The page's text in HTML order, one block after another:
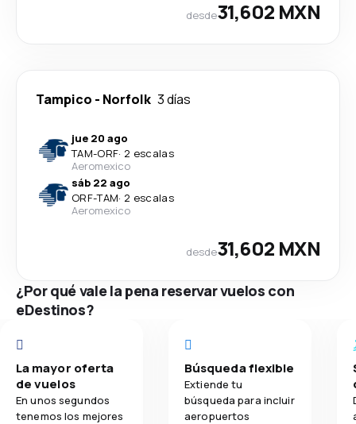
desde31,602 MXN
Tampico - Norfolk 3 días
jue 20 ago
TAM-ORF· 2 escalas
Aeromexico
sáb 22 ago
ORF-TAM· 2 escalas
Aeromexico
desde31,602 MXN
¿Por qué vale la pena reservar vuelos con
eDestinos?
La mayor oferta
de vuelos
En unos segundos
tenemos los mejores
Búsqueda flexible
Extiende tu
búsqueda para incluir
aeropuertos